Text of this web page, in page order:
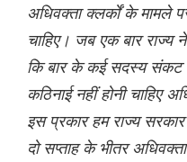
अधिवक्ता क्लर्कों के मामले
चाहिए। जब एक बार राज्य
कि बार के कई सदस्य संकट
कठिनाई नहीं होनी
इस प्रकार हम राज्य
दो सप्ताह के भीतर